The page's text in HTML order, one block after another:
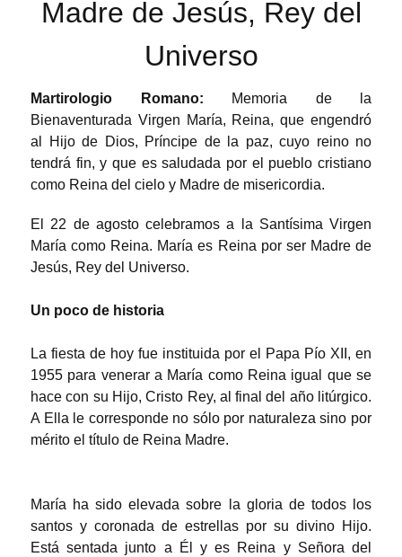
Madre de Jesús, Rey del
Universo
Martirologio Romano: Memoria de la
Bienaventurada Virgen María, Reina, que engendró
al Hijo de Dios, Príncipe de la paz, cuyo reino no
tendrá fin, y que es saludada por el pueblo cristiano
como Reina del cielo y Madre de misericordia.
El 22 de agosto celebramos a la Santísima Virgen
María como Reina. María es Reina por ser Madre de
Jesús, Rey del Universo.
Un poco de historia
La fiesta de hoy fue instituida por el Papa Pío XII, en
1955 para venerar a María como Reina igual que se
hace con su Hijo, Cristo Rey, al final del año litúrgico.
A Ella le corresponde no sólo por naturaleza sino por
mérito el título de Reina Madre.
María ha sido elevada sobre la gloria de todos los
santos y coronada de estrellas por su divino Hijo.
Está sentada junto a Él y es Reina y Señora del